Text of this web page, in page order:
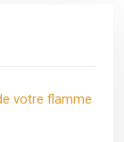
votre flamme